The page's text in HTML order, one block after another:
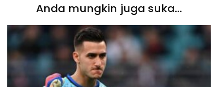
Anda mungkin juga suka...